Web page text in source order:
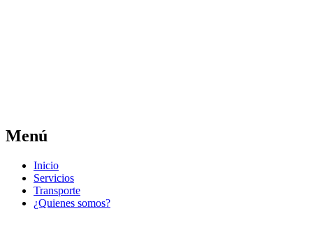
Menú
contenido
Inicio
Servicios
Transporte
¿Quienes somos?